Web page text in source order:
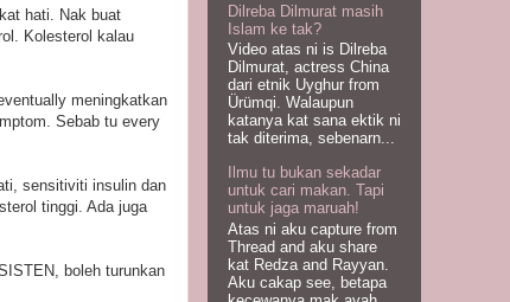
hati. Nak buat
Kolesterol kalau
meningkatkan
Sebab tu every
sensitiviti insulin dan
tinggi. Ada juga
boleh turunkan
Dilreba Dilmurat masih
Islam ke tak?
Video atas ni is Dilreba
Dilmurat, actress China
dari etnik Uyghur from
Ürümqi. Walaupun
katanya kat sana ektik ni
tak diterima, sebenarn...
Ilmu tu bukan sekadar
untuk cari makan. Tapi
untuk jaga maruah!
Atas ni aku capture from
Thread and aku share
kat Redza and Rayyan.
Aku cakap see, betapa